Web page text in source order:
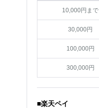
10,000円まで
30,000円
100,000円
300,000円
■楽天ペイ